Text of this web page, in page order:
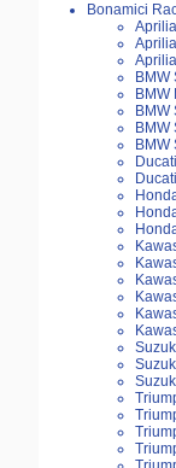
Bonamici
BMW
BMW
BMW
BMW